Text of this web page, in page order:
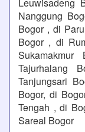
Nanggung
Bogor , di
Bogor , di
Tajurhalang
Tanjungsari
Bogor, di
Tengah , di
Sareal Bogor